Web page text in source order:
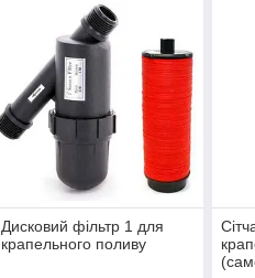
Дисковий фільтр 1 для
крапельного поливу